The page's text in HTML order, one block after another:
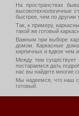
На пространствах
высокотехнологичные
быстрее, чем по другим
Так, к примеру,
такой же готовый
Важным при выборе
домом. Каркасные
кирпичных и вдвое чем
Между тем существует
постараемся дать
нас вы найдете многие
Мы надеемся, что наш
готовый.